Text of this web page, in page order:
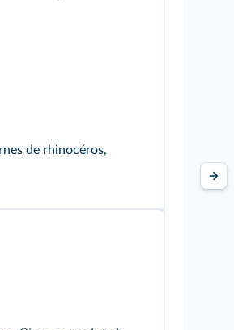
de rhinocéros,